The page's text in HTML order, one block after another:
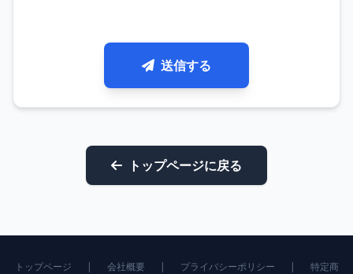
送信する
トップページに戻る
トップページ | 会社概要 | プライバシーポリシー |
特定商